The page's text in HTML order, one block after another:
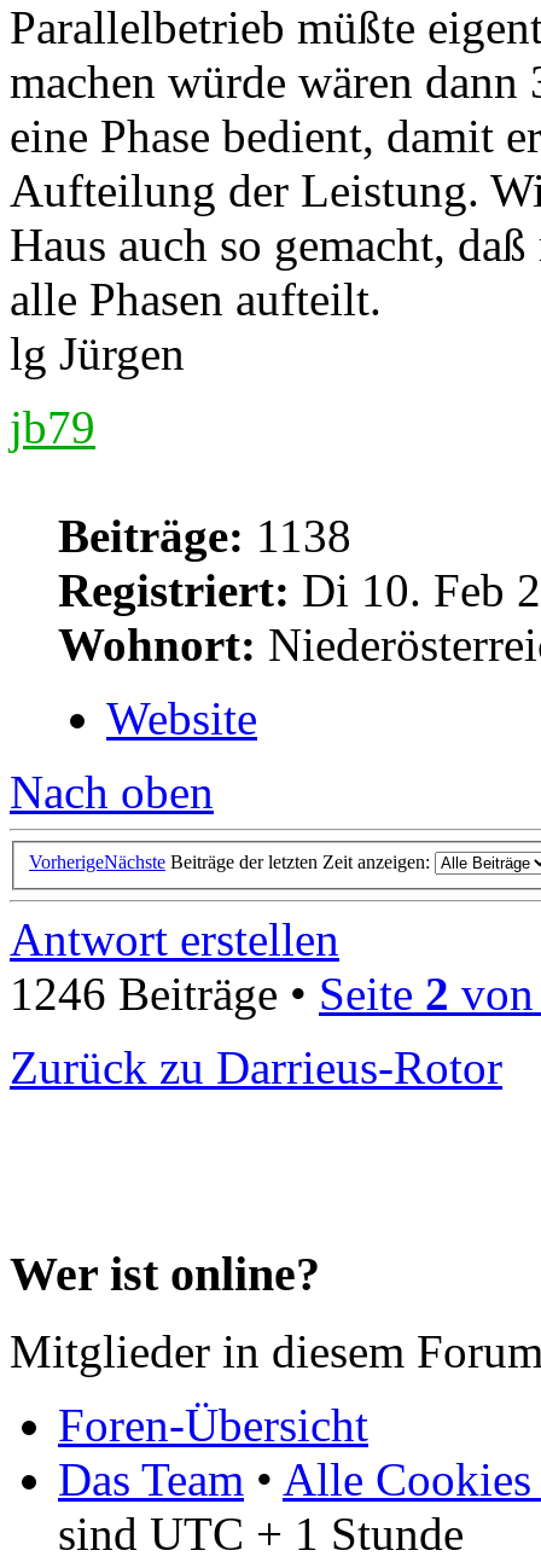
Parallelbetrieb müßte
machen würde wären
eine Phase bedient, damit
Aufteilung der Leistung.
Haus auch so gemacht,
alle Phasen aufteilt.
lg Jürgen
jb79
Beiträge: 1138
Registriert: Di 10. Feb
Wohnort:
Website
Nach oben
VorherigeNächste Beiträge der letzten Zeit anzeigen:
Antwort erstellen
1246 Beiträge • Seite 2
Zurück zu Darrieus-Rotor
Wer ist online?
Mitglieder in diesem
Foren-Übersicht
Das Team • Alle Cookies
sind UTC + 1 Stunde